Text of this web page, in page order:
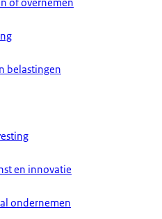
of overnemen
belastingen
en innovatie
ondernemen